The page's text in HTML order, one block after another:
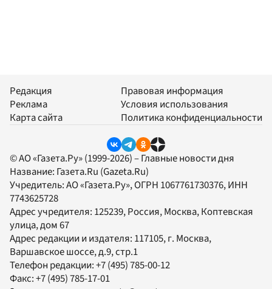
Редакция
Реклама
Карта сайта
Правовая информация
Условия использования
Политика конфиденциальности
© АО «Газета.Ру» (1999-2026) – Главные новости дня
Название: Газета.Ru (Gazeta.Ru)
Учредитель:АО «Газета.Ру», ОГРН 1067761730376, ИНН
7743625728
Адрес учредителя: 125239, Россия, Москва, Коптевская
улица, дом 67
Адрес редакции и издателя: 117105, г. Москва,
Варшавское шоссе, д.9, стр.1
Телефон редакции:+7 (495) 785-00-12
Факс:+7 (495) 785-17-01